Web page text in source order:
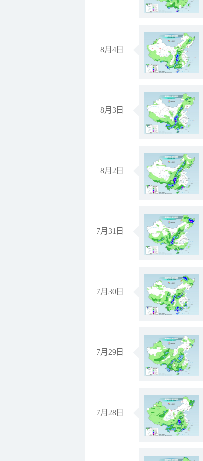
8月4日
8月3日
8月2日
7月31日
7月30日
7月29日
7月28日